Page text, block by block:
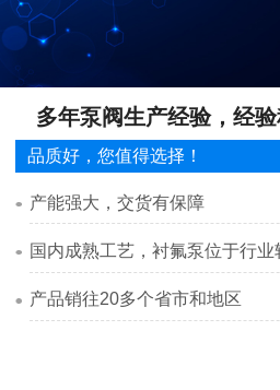
多年泵阀生产经验，经
品质好，您值得选择！
产能强大，交货有保障
国内成熟工艺，衬氟泵位于行业
产品销往20多个省市和地区